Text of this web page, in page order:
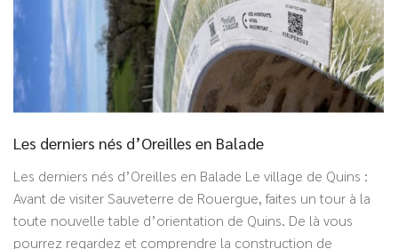
Les derniers nés d’Oreilles en Balade
Les derniers nés d’Oreilles en Balade Le village de Quins :
Avant de visiter Sauveterre de Rouergue, faites un tour à la
toute nouvelle table d’orientation de Quins. De là vous
pourrez regardez et comprendre la construction de